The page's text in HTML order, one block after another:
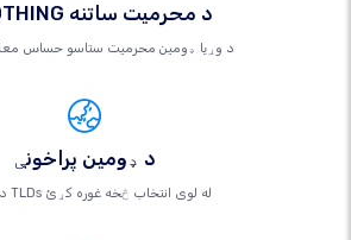
.CLOTHING د محرمیت ساتنه
د وړیا ډومین محرمیت ستاسو حساس
د ډومین پراخونې
د ډومین TLDs له لوی انتخاب څخه غوره کړئ